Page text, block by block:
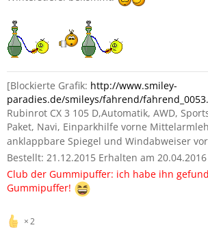
[Blockierte Grafik: http://www.smiley-
paradies.de/smileys/fahrend/
Rubinrot CX 3 105 D,Automatik, AWD,
Paket, Navi, Einparkhilfe vorne
anklappbare Spiegel und Windabweiser
Bestellt: 21.12.2015 Erhalten am 20.04.2016
Club der Gummipuffer: ich habe ihn
Gummipuffer!
2